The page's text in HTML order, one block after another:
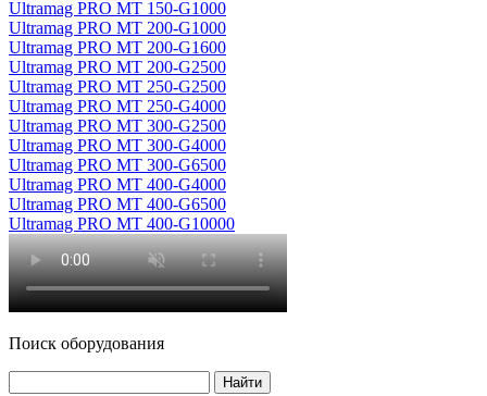
Ultramag PRO MT 150-G1000
Ultramag PRO MT 200-G1000
Ultramag PRO MT 200-G1600
Ultramag PRO MT 200-G2500
Ultramag PRO MT 250-G2500
Ultramag PRO MT 250-G4000
Ultramag PRO MT 300-G2500
Ultramag PRO MT 300-G4000
Ultramag PRO MT 300-G6500
Ultramag PRO MT 400-G4000
Ultramag PRO MT 400-G6500
Ultramag PRO MT 400-G10000
Поиск оборудования